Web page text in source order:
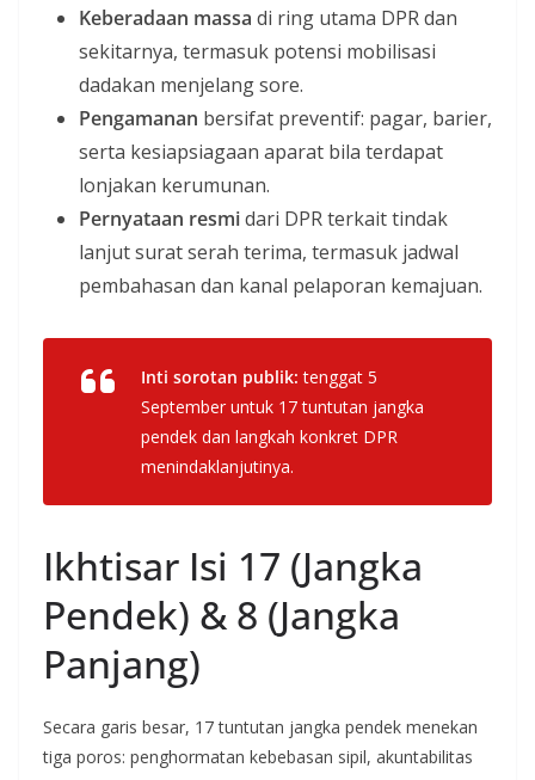
Keberadaan massa di ring utama DPR dan
sekitarnya, termasuk potensi mobilisasi
dadakan menjelang sore.
Pengamanan bersifat preventif: pagar, barier,
serta kesiapsiagaan aparat bila terdapat
lonjakan kerumunan.
Pernyataan resmidari DPR terkait tindak
lanjut surat serah terima, termasuk jadwal
pembahasan dan kanal pelaporan kemajuan.
Inti sorotan publik: tenggat 5
September untuk 17 tuntutan jangka
pendek dan langkah konkret DPR
menindaklanjutinya.
Ikhtisar Isi 17 (Jangka
Pendek) & 8 (Jangka
Panjang)
Secara garis besar, 17 tuntutan jangka pendek menekan
tiga poros: penghormatan kebebasan sipil, akuntabilitas